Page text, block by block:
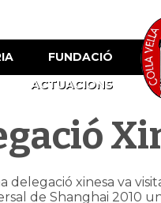
FUNDACIÓ
ACTUACIONS
delegació xinesa va
de Shanghai